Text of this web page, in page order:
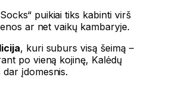
puikiai tiks kabinti virš
ar net vaikų kambaryje.
, kuri suburs visą šeimą –
po vieną kojinę, Kalėdų
įdomesnis.